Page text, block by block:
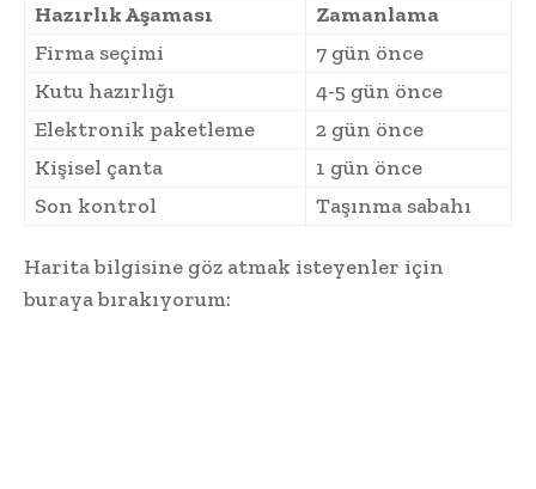
Hazırlık Aşaması
Zamanlama
Firma seçimi
7 gün önce
Kutu hazırlığı
4-5 gün önce
Elektronik paketleme
2 gün önce
Kişisel çanta
1 gün önce
Son kontrol
Taşınma sabahı
Harita bilgisine göz atmak isteyenler için
buraya bırakıyorum: